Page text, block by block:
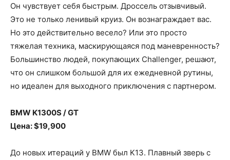
Он чувствует себя быстрым. Дроссель отзывчивый.
Это не только ленивый круиз. Он вознаграждает вас.
Но это действительно весело? Или это просто
тяжелая техника, маскирующаяся под маневренность?
Большинство людей, покупающих Challenger, решают,
что он слишком большой для их ежедневной рутины,
но идеален для выходного приключения с партнером.
BMW K1300S / GT
Цена: $19,900
До новых итераций у BMW был K13. Плавный зверь с